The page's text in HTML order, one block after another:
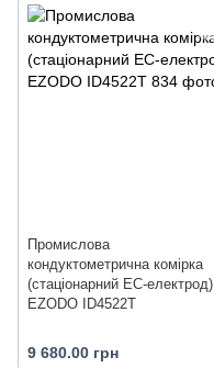
Промислова
кондуктометрична комірка
(стаціонарний EC-електрод)
EZODO ID4522T
9 680.00 грн